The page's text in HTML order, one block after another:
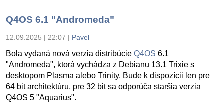
Q4OS 6.1 "Andromeda"
12.09.2025 | 22:07 | Pavel
Bola vydaná nová verzia distribúcie Q4OS 6.1
"Andromeda", ktorá vychádza z Debianu 13.1 Trixie s
desktopom Plasma alebo Trinity. Bude k dispozícii len pre
64 bit architektúru, pre 32 bit sa odporúča staršia verzia
Q4OS 5 "Aquarius".